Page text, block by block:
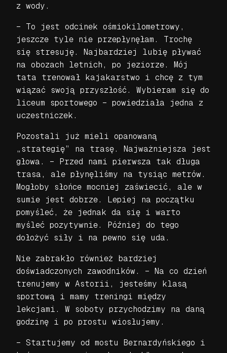
z wody.
– To jest odcinek ośmiokilometrowy,
jeszcze tyle nie przepłynęłam. Trochę
się stresuję. Najbardziej lubię pływać
na obozach letnich, po jeziorze. Mój
tata trenował kajakarstwo i chcę z tym
wiązać swoją przyszłość. Wybieram się do
liceum sportowego – powiedziała jedna z
uczestniczek.
Pozostali już mieli opanowaną
„strategię” na trasę. Najważniejsza jest
głowa. – Przed nami pierwsza tak długa
trasa, ale płynęliśmy na tysiąc metrów.
Mogłoby słońce mocniej zaświecić, ale w
sumie jest dobrze. Lepiej na początku
pomyśleć, że jednak da się i warto
myśleć pozytywnie. Później do tego
dołożyć siły i na pewno się uda.
Nie zabrakło również bardziej
doświadczonych zawodników. – Na co dzień
trenujemy w Astorii, jesteśmy klasą
sportową i mamy treningi między
lekcjami. W soboty przychodzimy na daną
godzinę i po prostu wiosłujemy.
– Startujemy od mostu Bernardyńskiego i